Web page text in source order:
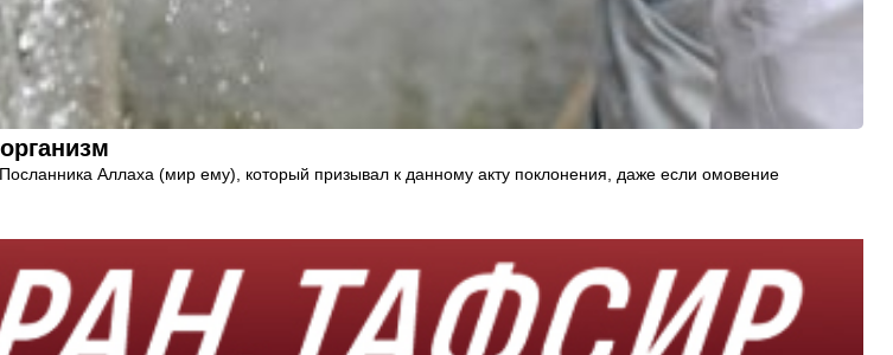
Аллаха (мир ему), который призывал к данному акту поклонения, даже если омовение